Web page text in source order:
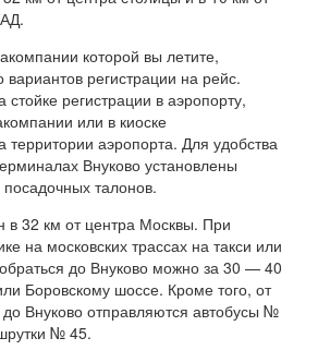
которой вы летите,
вариантов регистрации на рейс.
регистрации в аэропорту,
или в киоске
аэропорта. Для удобства
Внуково установлены
талонов.
в 32 км от центра Москвы. При
на московских трассах на такси или
до Внуково можно за 30 — 40
Боровскому шоссе. Кроме того, от
Внуково отправляются автобусы №
№ 45.